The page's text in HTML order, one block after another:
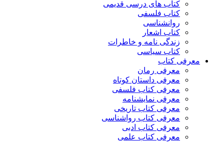
کتاب های درسی قدیمی
کتاب فلسفی
روانشناسی
کتاب اشعار
زندگی نامه و خاطرات
کتاب سیاسی
معرفی کتاب
معرفی رمان
معرفی داستان کوتاه
معرفی کتاب فلسفی
معرفی نمایشنامه
معرفی کتاب تاریخی
معرفی کتاب رواشناسی
معرفی کتاب ادبی
معرفی کتاب علمی